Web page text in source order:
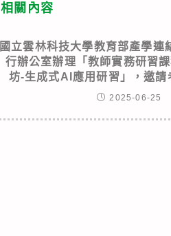
相關內容
國立雲林科技大學教育部產學連
行辦公室辦理「教師實務研習
坊-生成式AI應用研習」，邀請
2025-06-25